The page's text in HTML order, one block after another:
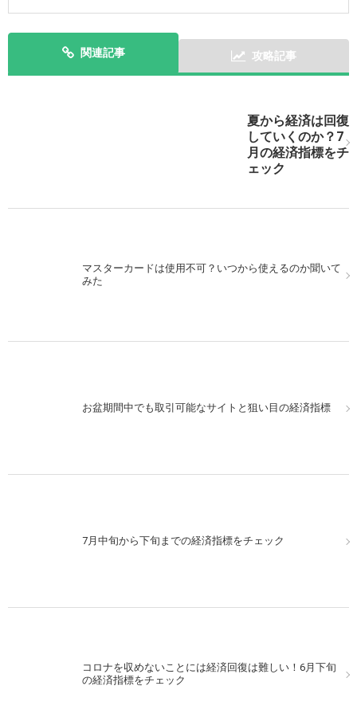
関連記事 攻略記事
夏から経済は回復
していくのか？7
月の経済指標をチ
ェック
マスターカードは使用不可？いつから使えるのか聞いて
みた
お盆期間中でも取引可能なサイトと狙い目の経済指標
7月中旬から下旬までの経済指標をチェック
コロナを収めないことには経済回復は難しい！6月下旬
の経済指標をチェック